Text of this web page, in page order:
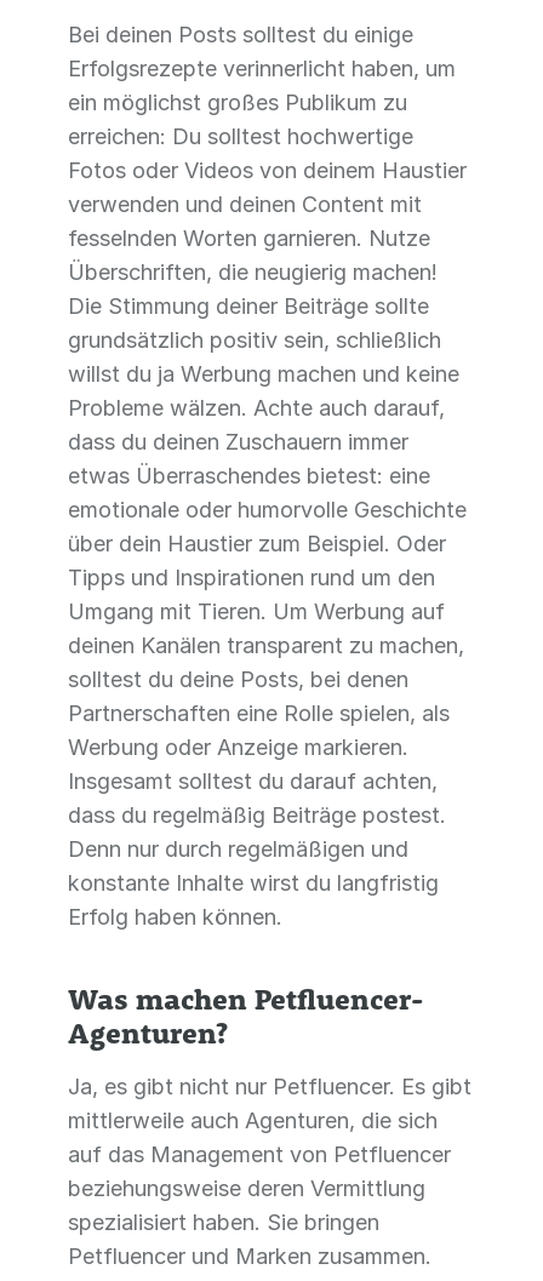
Bei deinen Posts solltest du einige
Erfolgsrezepte verinnerlicht haben, um
ein möglichst großes Publikum zu
erreichen: Du solltest hochwertige
Fotos oder Videos von deinem Haustier
verwenden und deinen Content mit
fesselnden Worten garnieren. Nutze
Überschriften, die neugierig machen!
Die Stimmung deiner Beiträge sollte
grundsätzlich positiv sein, schließlich
willst du ja Werbung machen und keine
Probleme wälzen. Achte auch darauf,
dass du deinen Zuschauern immer
etwas Überraschendes bietest: eine
emotionale oder humorvolle Geschichte
über dein Haustier zum Beispiel. Oder
Tipps und Inspirationen rund um den
Umgang mit Tieren. Um Werbung auf
deinen Kanälen transparent zu machen,
solltest du deine Posts, bei denen
Partnerschaften eine Rolle spielen, als
Werbung oder Anzeige markieren.
Insgesamt solltest du darauf achten,
dass du regelmäßig Beiträge postest.
Denn nur durch regelmäßigen und
konstante Inhalte wirst du langfristig
Erfolg haben können.
Was machen Petfluencer-
Agenturen?
Ja, es gibt nicht nur Petfluencer. Es gibt
mittlerweile auch Agenturen, die sich
auf das Management von Petfluencer
beziehungsweise deren Vermittlung
spezialisiert haben. Sie bringen
Petfluencer und Marken zusammen.